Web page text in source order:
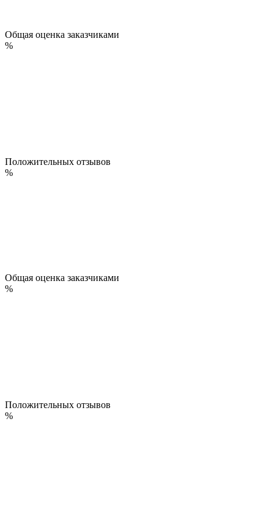
Общая оценка заказчиками
%
Положительных отзывов
%
Общая оценка заказчиками
%
Положительных отзывов
%